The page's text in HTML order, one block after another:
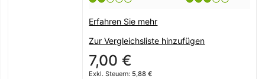
Erfahren Sie mehr
Zur Vergleichsliste hinzufügen
7,00 €
5,88 €